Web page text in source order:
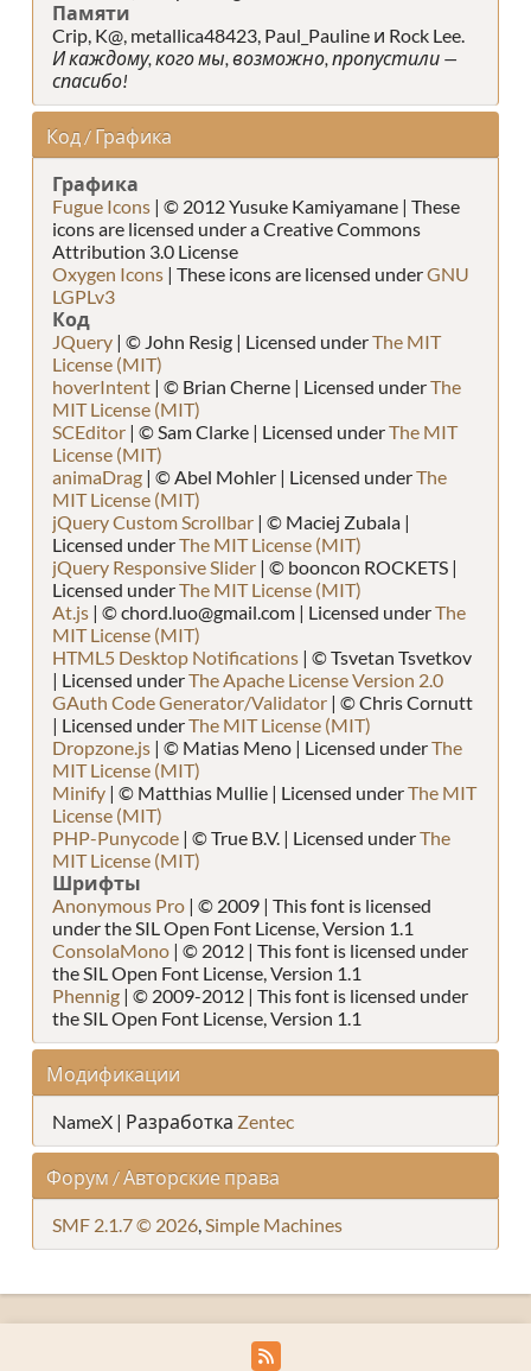
Памяти
Crip, K@, metallica48423, Paul_Pauline и Rock Lee.
И каждому, кого мы, возможно, пропустили —
спасибо!
Код / Графика
Графика
Fugue Icons | © 2012 Yusuke Kamiyamane | These
icons are licensed under a Creative Commons
Attribution 3.0 License
Oxygen Icons | These icons are licensed underGNU
LGPLv3
Код
JQuery | © John Resig | Licensed underThe MIT
License (MIT)
hoverIntent | © Brian Cherne | Licensed underThe
MIT License (MIT)
SCEditor | © Sam Clarke | Licensed underThe MIT
License (MIT)
animaDrag | © Abel Mohler | Licensed underThe
MIT License (MIT)
jQuery Custom Scrollbar | © Maciej Zubala |
Licensed underThe MIT License (MIT)
jQuery Responsive Slider | © booncon ROCKETS |
Licensed underThe MIT License (MIT)
At.js | © chord.luo@gmail.com | Licensed underThe
MIT License (MIT)
HTML5 Desktop Notifications | © Tsvetan Tsvetkov
| Licensed underThe Apache License Version 2.0
GAuth Code Generator/Validator | © Chris Cornutt
| Licensed underThe MIT License (MIT)
Dropzone.js | © Matias Meno | Licensed underThe
MIT License (MIT)
Minify | © Matthias Mullie | Licensed underThe MIT
License (MIT)
PHP-Punycode | © True B.V. | Licensed underThe
MIT License (MIT)
Шрифты
Anonymous Pro | © 2009 | This font is licensed
under the SIL Open Font License, Version 1.1
ConsolaMono | © 2012 | This font is licensed under
the SIL Open Font License, Version 1.1
Phennig | © 2009-2012 | This font is licensed under
the SIL Open Font License, Version 1.1
Модификации
NameX | Разработка Zentec
Форум / Авторские права
SMF 2.1.7 © 2026,Simple Machines